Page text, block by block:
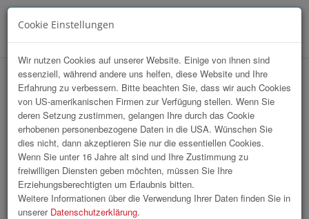
Tips Sympathicus 2026
Cookie Einstellungen
Wir nutzen Cookies auf unserer Website. Einige von ihnen sind
essenziell, während andere uns helfen, diese Website und Ihre
Erfahrung zu verbessern. Bitte beachten Sie, dass wir auch Cookies
von US-amerikanischen Firmen zur Verfügung stellen. Wenn Sie
deren Setzung zustimmen, gelangen Ihre durch das Cookie
erhobenen personenbezogene Daten in die USA. Wünschen Sie
dies nicht, dann akzeptieren Sie nur die essentiellen Cookies.
Wenn Sie unter 16 Jahre alt sind und Ihre Zustimmung zu
freiwilligen Diensten geben möchten, müssen Sie Ihre
Erziehungsberechtigten um Erlaubnis bitten.
Weitere Informationen über die Verwendung Ihrer Daten finden Sie in
unserer Datenschutzerklärung.